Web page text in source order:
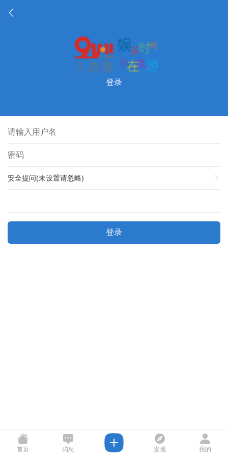
登录
安全提问(未设置请忽略)
登录
首页 消息 发现 我的